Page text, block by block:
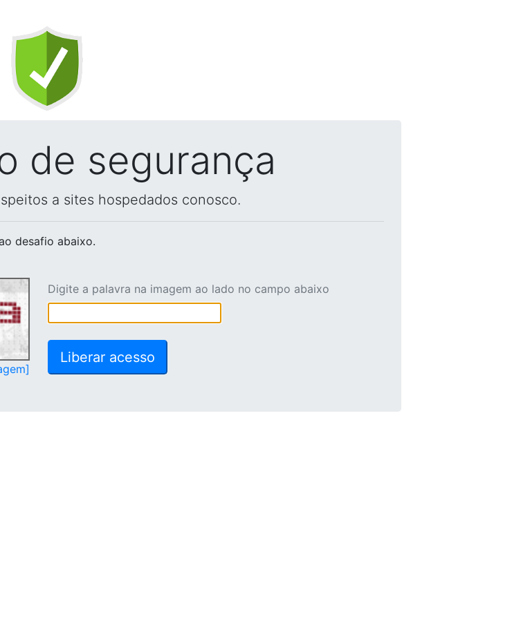
de segurança
a sites hospedados conosco.
desafio abaixo.
Digite a palavra na imagem ao lado no campo abaixo